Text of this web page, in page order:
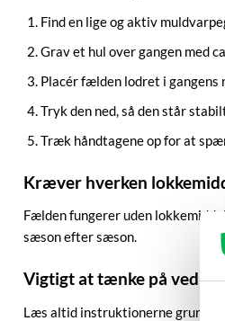
Find en lige og aktiv
Grav et hul over gangen med
Placér fælden lodret i gangens
Tryk den ned, så den står
Træk håndtagene op for at
Kræver hverken
Fælden fungerer uden
sæson efter sæson.
Vigtigt at tænke på ved
Læs altid instruktionerne